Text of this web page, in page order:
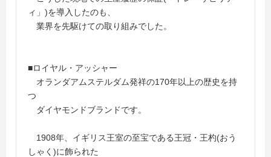
ィ」)を導入したのも、
業界を先駆けての取り組みでした。
■ロイヤル・アッシャー
オランダアムステルダム発祥の170年以上の歴史を持
つ
ダイヤモンドブランドです。
1908年、イギリス王室の至宝である王冠・王杓(おう
しゃく)に飾られた